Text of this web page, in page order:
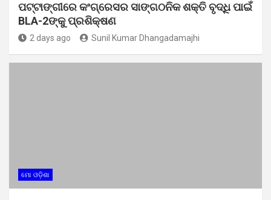
ପଟ୍ଟାଙ୍ଗୀରେ କଂଗ୍ରେସର ସାଙ୍ଗଠନିକ ଶକ୍ତି ବୃଦ୍ଧି ପାଇଁ
BLA-2ଙ୍କୁ ପ୍ରଶିକ୍ଷଣ
2 days ago Sunil Kumar Dhangadamajhi
ମୋ ଓଡ଼ିଶା